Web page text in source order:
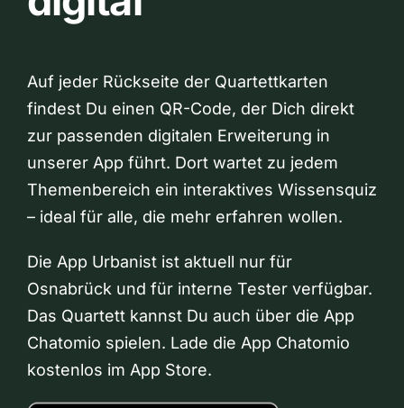
Auf jeder Rückseite der Quartettkarten
findest Du einen QR-Code, der Dich direkt
zur passenden digitalen Erweiterung in
unserer App führt. Dort wartet zu jedem
Themenbereich ein interaktives Wissensquiz
– ideal für alle, die mehr erfahren wollen.
Die App Urbanist ist aktuell nur für
Osnabrück und für interne Tester verfügbar.
Das Quartett kannst Du auch über die App
Chatomio spielen. Lade die App Chatomio
kostenlos im App Store.